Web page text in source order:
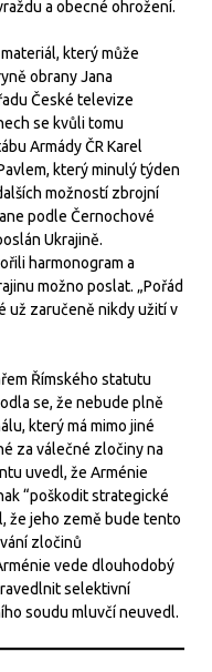
a obecné ohrožení.
který může
obrany Jana
České televize
se kvůli tomu
Armády ČR Karel
který minulý týden
možností zbrojní
podle Černochové
Ukrajině.
harmonogram a
možno poslat. „Pořád
už zaručeně nikdy užití v
Římského statutu
se, že nebude plně
který má mimo jiné
za válečné zločiny na
uvedl, že Arménie
“poškodit strategické
že jeho země bude tento
zločinů
vede dlouhodobý
selektivní
soudu mluvčí neuvedl.